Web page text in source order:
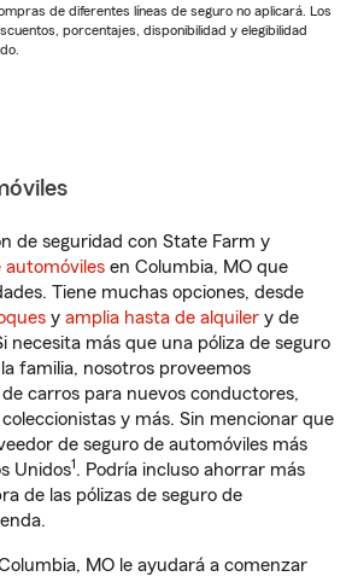
de diferentes líneas de seguro no aplicará. Los
porcentajes, disponibilidad y elegibilidad
de seguridad con State Farm y
automóviles en Columbia, MO que
Tiene muchas opciones, desde
y amplia hasta de alquiler y de
necesita más que una póliza de seguro
familia, nosotros proveemos
carros para nuevos conductores,
y más. Sin mencionar que
de seguro de automóviles más
Unidos1. Podría incluso ahorrar más
de las pólizas de seguro de
MO le ayudará a comenzar